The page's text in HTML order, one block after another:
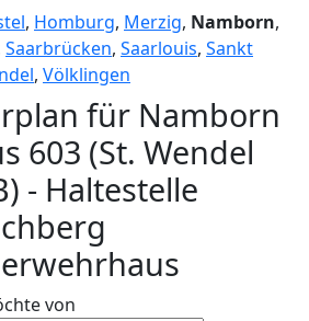
, Homburg, Merzig, Namborn,
Saarbrücken, Saarlouis, Sankt
, Völklingen
für Namborn
603 (St. Wendel
- Haltestelle
von